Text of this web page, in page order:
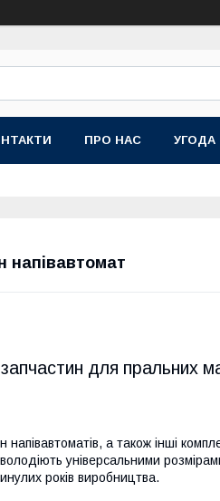
ПРО НАС УГОДА
напівавтомат
для пральних
а також інші
універсальними
років виробництва.